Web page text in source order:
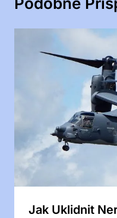
Jak Uklidnit